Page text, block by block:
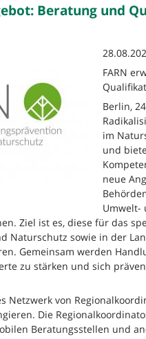
Beratung und
FARN
Berlin,
im
und
neue
Umwelt-
Ziel ist es, diese für das
Naturschutz sowie in der
Gemeinsam werden
zu stärken und sich
Netzwerk von
Die
Beratungsstellen und